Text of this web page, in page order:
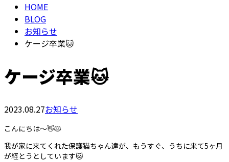
HOME
BLOG
お知らせ
ケージ卒業🐱
ケージ卒業🐱
2023.08.27お知らせ
こんにちは～👋🐱
我が家に来てくれた保護猫ちゃん達が、もうすぐ、うちに来て5ヶ月
が経とうとしています🐱